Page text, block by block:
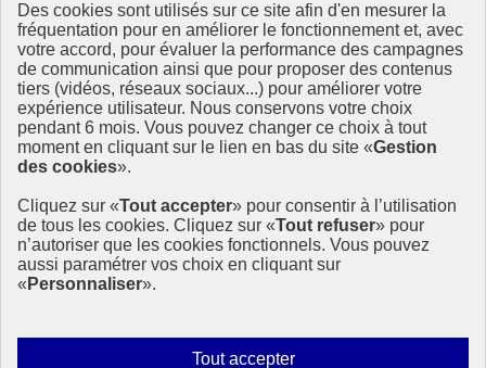
Des cookies sont utilisés sur ce site afin d'en mesurer la
fréquentation pour en améliorer le fonctionnement et, avec
votre accord, pour évaluer la performance des campagnes
de communication ainsi que pour proposer des contenus
tiers (vidéos, réseaux sociaux...) pour améliorer votre
expérience utilisateur. Nous conservons votre choix
pendant 6 mois. Vous pouvez changer ce choix à tout
moment en cliquant sur le lien en bas du site «Gestion
des cookies».
Cliquez sur «Tout accepter» pour consentir à l’utilisation
de tous les cookies. Cliquez sur «Tout refuser» pour
n’autoriser que les cookies fonctionnels. Vous pouvez
aussi paramétrer vos choix en cliquant sur
« Personnaliser».
Tout accepterAutoriser
Ressources
La Méth’ODD
Gouvernement
Ce site propose l’information de référence concernant l’Agenda
2030 et la feuille de route de la France. Il valorise la mobilisation de
tous les acteurs.
info.gouv.fr- ouvre une nouvelle fenêtre
service-public.fr - ouvre une nouvelle fenêtre
legifrance.gouv.fr- ouvre une nouvelle fenêtre
data.gouv.fr- ouvre une nouvelle fenêtre
Plan du site
Mentions légales